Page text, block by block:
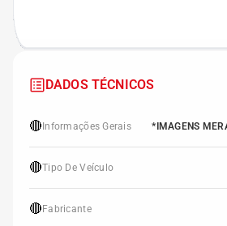
DADOS TÉCNICOS
🔴 Informações Gerais *IMAGENS
🔴Tipo De Veículo
🔴 Fabricante